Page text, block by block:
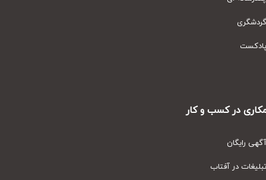
در کسب و کار
رایگان
در آفتاب